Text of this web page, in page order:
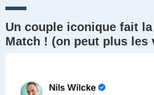
Un couple iconique fait
Match ! (on peut plus les